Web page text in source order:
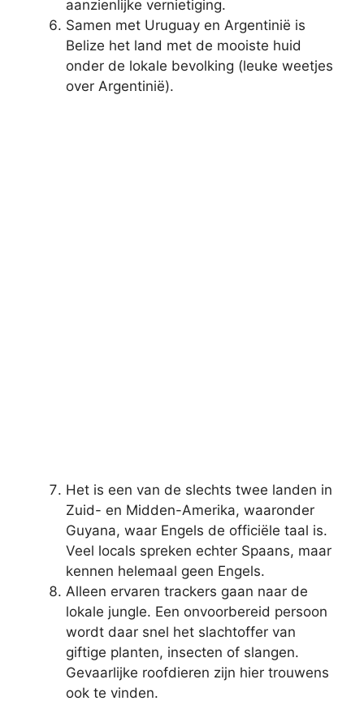
aanzienlijke vernietiging.
Samen met Uruguay en Argentinië is
Belize het land met de mooiste huid
onder de lokale bevolking (leuke weetjes
over Argentinië).
Het is een van de slechts twee landen in
Zuid- en Midden-Amerika, waaronder
Guyana, waar Engels de officiële taal is.
Veel locals spreken echter Spaans, maar
kennen helemaal geen Engels.
Alleen ervaren trackers gaan naar de
lokale jungle. Een onvoorbereid persoon
wordt daar snel het slachtoffer van
giftige planten, insecten of slangen.
Gevaarlijke roofdieren zijn hier trouwens
ook te vinden.